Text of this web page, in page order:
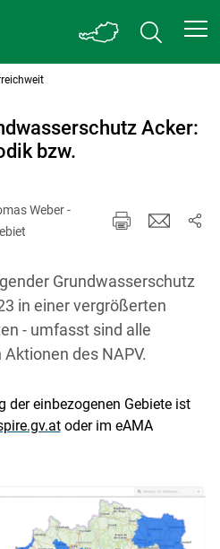
Acker:
bzw.
Weber -
Grundwasserschutz
in einer vergrößerten
- umfasst sind alle
des NAPV.
der einbezogenen Gebiete ist
oder im eAMA